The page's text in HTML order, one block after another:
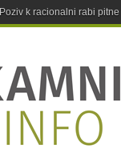
Poziv k racionalni rabi